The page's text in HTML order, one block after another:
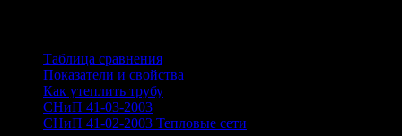
Таблица сравнения
Показатели и свойства
Как утеплить трубу
СНиП 41-03-2003
СНиП 41-02-2003 Тепловые сети